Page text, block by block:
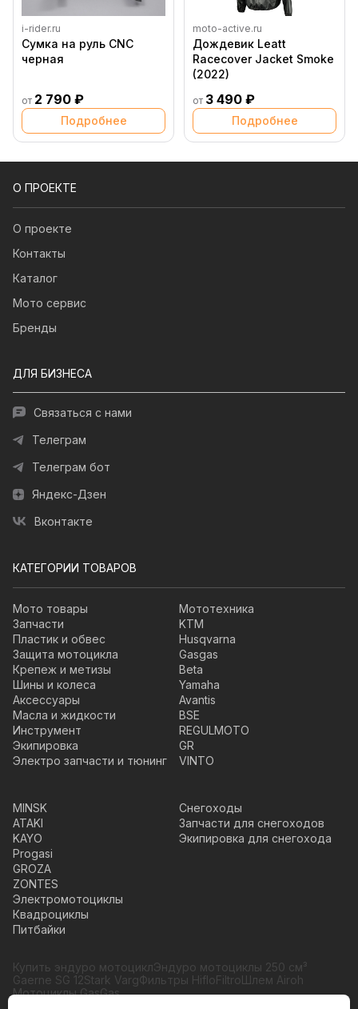
i-rider.ru
Сумка на руль CNC
черная
от 2 790 ₽
Подробнее
moto-active.ru
Дождевик Leatt
Racecover Jacket Smoke
(2022)
от 3 490 ₽
Подробнее
О ПРОЕКТЕ
О проекте
Контакты
Каталог
Мото сервис
Бренды
ДЛЯ БИЗНЕСА
Связаться с нами
Телеграм
Телеграм бот
Яндекс-Дзен
Вконтакте
КАТЕГОРИИ ТОВАРОВ
Мото товары
Запчасти
Пластик и обвес
Защита мотоцикла
Крепеж и метизы
Шины и колеса
Аксессуары
Масла и жидкости
Инструмент
Экипировка
Электро запчасти и тюнинг
Мототехника
KTM
Husqvarna
Gasgas
Beta
Yamaha
Avantis
BSE
REGULMOTO
GR
VINTO
MINSK
ATAKI
KAYO
Progasi
GROZA
ZONTES
Электромотоциклы
Квадроциклы
Питбайки
Снегоходы
Запчасти для снегоходов
Экипировка для снегохода
Купить эндуро мотоциклЭндуро мотоциклы 250 см³
Gaerne SG 12Stark VargФильтры HifloFiltroШлем Airoh
Мотоциклы GasGas